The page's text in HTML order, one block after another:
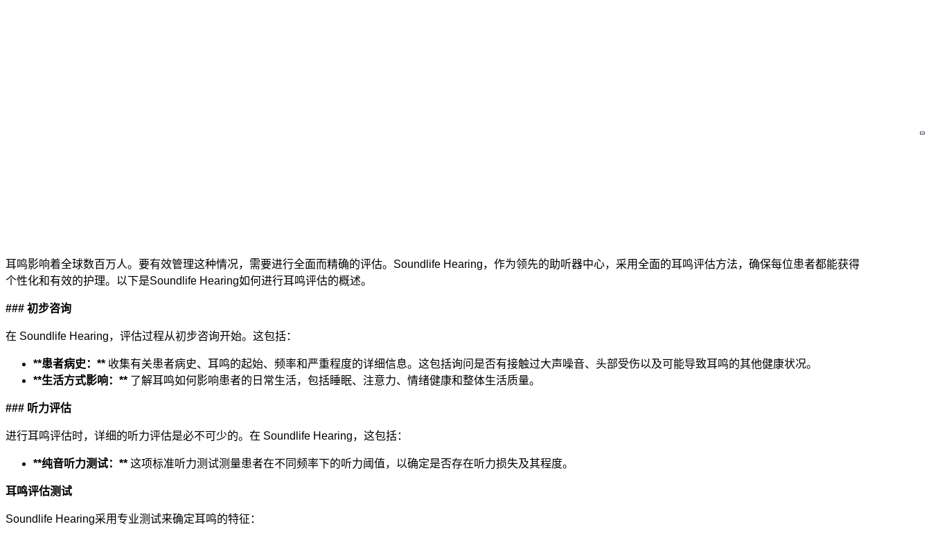
耳鸣影响着全球数百万人。要有效管理这种情况，需要进行全面而精确的评估。Soundlife Hearing，作为领先的助听器中心，采用全面的耳鸣评估方法，确保每位患者都能获得
个性化和有效的护理。以下是Soundlife Hearing如何进行耳鸣评估的概述。
### 初步咨询
在 Soundlife Hearing，评估过程从初步咨询开始。这包括：
**患者病史：** 收集有关患者病史、耳鸣的起始、频率和严重程度的详细信息。这包括询问是否有接触过大声噪音、头部受伤以及可能导致耳鸣的其他健康状况。
**生活方式影响：** 了解耳鸣如何影响患者的日常生活，包括睡眠、注意力、情绪健康和整体生活质量。
### 听力评估
进行耳鸣评估时，详细的听力评估是必不可少的。在 Soundlife Hearing，这包括：
**纯音听力测试：** 这项标准听力测试测量患者在不同频率下的听力阈值，以确定是否存在听力损失及其程度。
耳鸣评估测试
Soundlife Hearing采用专业测试来确定耳鸣的特征：